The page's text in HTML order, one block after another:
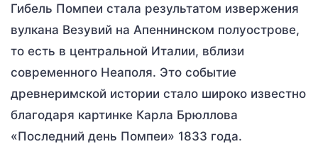
Гибель Помпеи стала результатом извержения
вулкана Везувий на Апеннинском полуострове,
то есть в центральной Италии, вблизи
современного Неаполя. Это событие
древнеримской истории стало широко известно
благодаря картинке Карла Брюллова
«Последний день Помпеи» 1833 года.